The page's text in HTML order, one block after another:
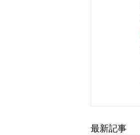
最新記事